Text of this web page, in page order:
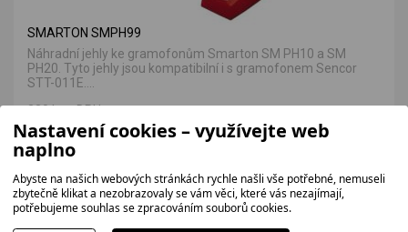
SMARTON SMPH99
Náhradní jehly ke gramofonům Smarton SM PH10 a SM
PH20. Tyto jehly jsou kompatibilní i s gramofonem Sencor
STT-011E....
330 bez DPH
399 Kč
VÝHODNÁ NABÍDKA
Nastavení cookies – využívejte web
naplno
Abyste na našich webových stránkách rychle našli vše potřebné, nemuseli
zbytečně klikat a nezobrazovaly se vám věci, které vás nezajímají,
potřebujeme souhlas se zpracováním souborů cookies.